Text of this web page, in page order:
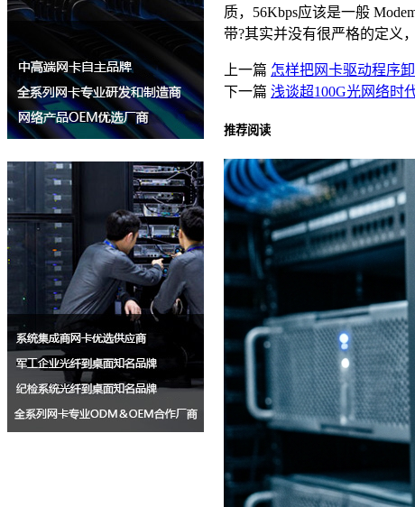
质，56Kbps应该是一般
带?其实并没有很严格的定义
上一篇 怎样把网卡驱动程序
下一篇 浅谈超100G光网络时
推荐阅读